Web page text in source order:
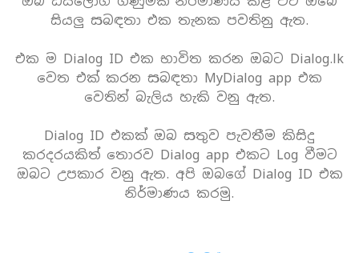
සියලු සබඳතා එක තැනක පවතිනු ඇත.
එක ම Dialog ID එක භාවිත කරන ඔබට Dialog.lk
වෙත එක් කරන සබඳතා MyDialog app එක
වෙතින් බැලිය හැකි වනු ඇත.
Dialog ID එකක් ඔබ සතුව පැවතීම කිසිදු
කරදරයකිත් තොරව Dialog app එකට Log වීමට
ඔබට උපකාර වනු ඇත. අපි ඔබගේ Dialog ID එක
නිර්මාණය කරමු.